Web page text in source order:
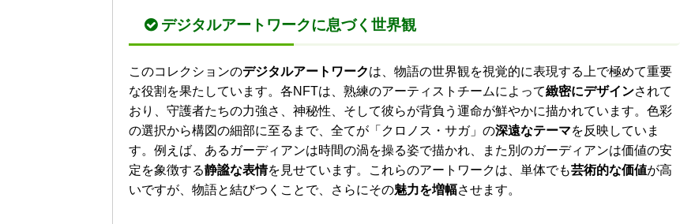
デジタルアートワークに息づく世界観
このコレクションのデジタルアートワークは、物語の世界観を視覚的に表現する上で極めて重要
な役割を果たしています。各NFTは、熟練のアーティストチームによって緻密にデザインされて
おり、守護者たちの力強さ、神秘性、そして彼らが背負う運命が鮮やかに描かれています。色彩
の選択から構図の細部に至るまで、全てが「クロノス・サガ」の深遠なテーマを反映していま
す。例えば、あるガーディアンは時間の渦を操る姿で描かれ、また別のガーディアンは価値の安
定を象徴する静謐な表情を見せています。これらのアートワークは、単体でも芸術的な価値が高
いですが、物語と結びつくことで、さらにその魅力を増幅させます。